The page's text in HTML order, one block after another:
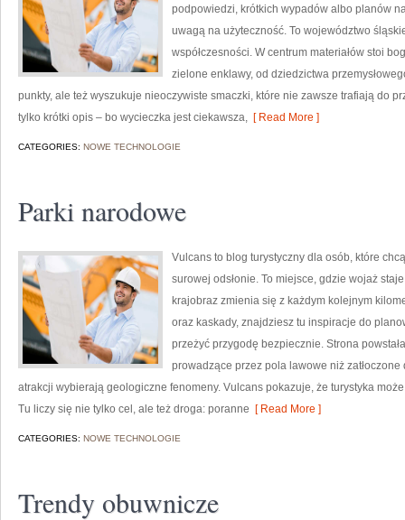
podpowiedzi, krótkich wypadów albo planów
uwagą na użyteczność. To województwo
współczesności. W centrum materiałów stoi
zielone enklawy, od dziedzictwa
punkty, ale też wyszukuje nieoczywiste smaczki, które nie zawsze trafiają do
tylko krótki opis – bo wycieczka jest ciekawsza, [ Read More ]
CATEGORIES: NOWE TECHNOLOGIE
Parki narodowe
Vulcans to blog turystyczny dla osób, które
surowej odsłonie. To miejsce, gdzie wojaż
krajobraz zmienia się z każdym kolejnym
oraz kaskady, znajdziesz tu inspiracje do
przeżyć przygodę bezpiecznie. Strona
prowadzące przez pola lawowe niż
atrakcji wybierają geologiczne fenomeny. Vulcans pokazuje, że turystyka
Tu liczy się nie tylko cel, ale też droga: poranne [ Read More ]
CATEGORIES: NOWE TECHNOLOGIE
Trendy obuwnicze